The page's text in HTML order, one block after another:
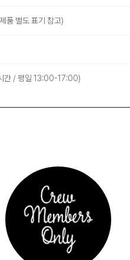
품 별도 표기 참고)
간 / 평일 13:00-17:00)